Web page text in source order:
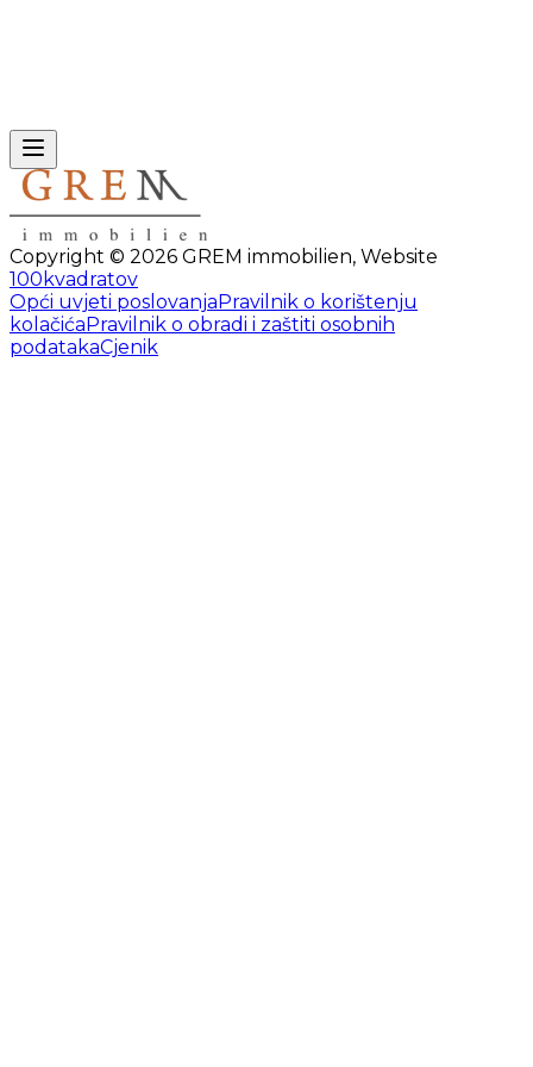
Copyright © 2026 GREM immobilien, Website
100kvadratov
Opći uvjeti poslovanjaPravilnik o korištenju
kolačićaPravilnik o obradi i zaštiti osobnih
podatakaCjenik